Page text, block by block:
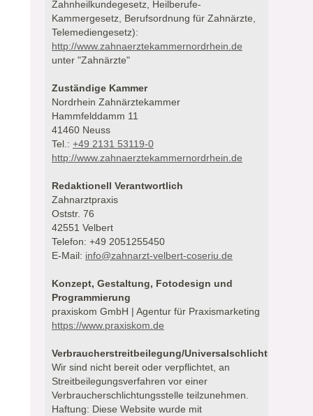
Zahnheilkundegesetz, Heilberufe-
Kammergesetz, Berufsordnung für Zahnärzte,
Telemediengesetz):
http://www.zahnaerztekammernordrhein.de
unter "Zahnärzte"
Zuständige Kammer
Nordrhein Zahnärztekammer
Hammfelddamm 11
41460 Neuss
Tel.: +49 2131 53119-0
http://www.zahnaerztekammernordrhein.de
Redaktionell Verantwortlich
Zahnarztpraxis
Oststr. 76
42551 Velbert
Telefon: +49 2051255450
E-Mail: info@zahnarzt-velbert-coseriu.de
Konzept, Gestaltung, Fotodesign und
Programmierung
praxiskom GmbH | Agentur für Praxismarketing
https://www.praxiskom.de
Verbraucherstreitbeilegung/
Wir sind nicht bereit oder verpflichtet, an
Streitbeilegungsverfahren vor einer
Verbraucherschlichtungsstelle teilzunehmen.
Haftung: Diese Website wurde mit